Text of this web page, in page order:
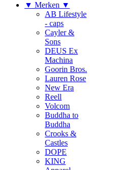
▼ Merken ▼
AB Lifestyle
- caps
Cayler &
Sons
DEUS Ex
Machina
Goorin Bros.
Lauren Rose
New Era
Reell
Volcom
Buddha to
Buddha
Crooks &
Castles
DOPE
KING